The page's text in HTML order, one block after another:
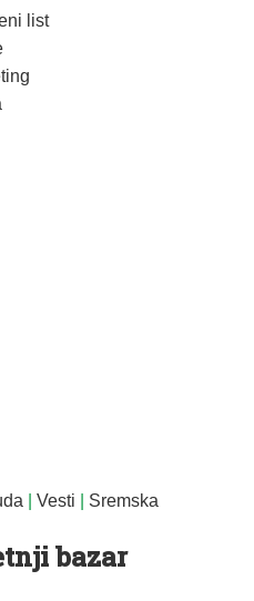
list
Vesti
Sremska
bazar